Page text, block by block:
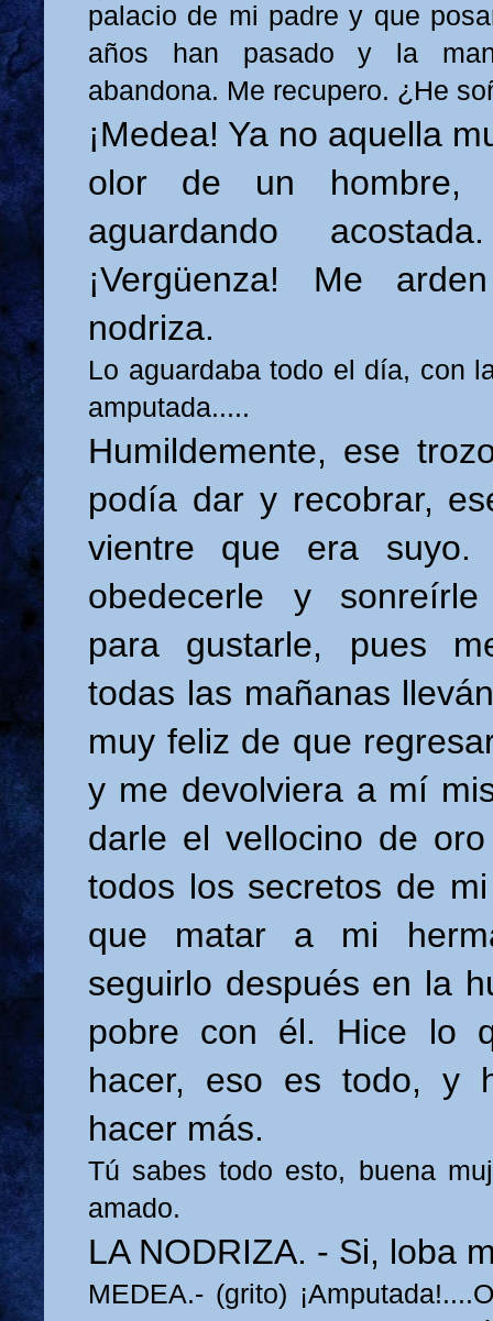
palacio de mi padre y que
años han pasado y la
abandona. Me recupero. ¿He
¡Medea! Ya no aquella
olor de un hombre,
aguardando
¡Vergüenza! Me
nodriza.
Lo aguardaba todo el día, con
amputada.....
Humildemente, ese
podía dar y recobrar,
vientre que era
obedecerle y
para gustarle, pues
todas las mañanas
muy feliz de que
y me devolviera a mí
darle el vellocino de
todos los secretos de
que matar a mi
seguirlo después en la
pobre con él. Hice lo
hacer, eso es todo, y
hacer más.
Tú sabes todo esto, buena
amado.
LA NODRIZA. - Si, loba
MEDEA.- (grito)